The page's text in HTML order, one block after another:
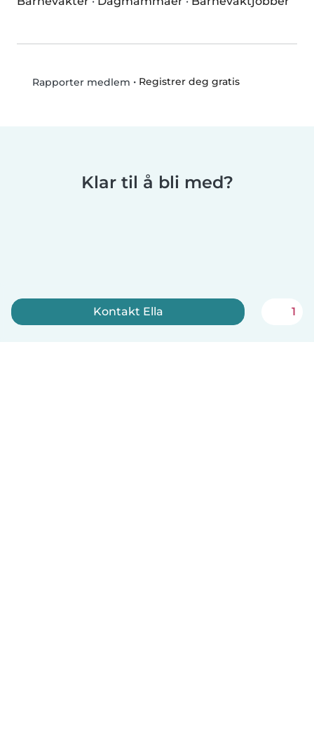
Rapporter medlem • Registrer deg gratis
Klar til å bli med?
Kontakt Ella 1